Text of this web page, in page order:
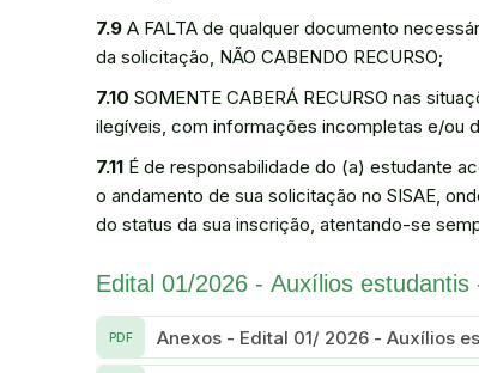
7.9 A FALTA de qualquer documento
da solicitação, NÃO CABENDO RECURSO;
7.10 SOMENTE CABERÁ RECURSO nas
ilegíveis, com informações incompletas e/ou
7.11 É de responsabilidade do (a) estudante
o andamento de sua solicitação no SISAE,
do status da sua inscrição, atentando-se
Edital 01/2026 - Auxílios estudantis
Anexos - Edital 01/ 2026 - Auxílios
PDF